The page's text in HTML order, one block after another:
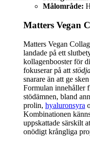
Målområde:
Matters Vegan
Matters Vegan
landade på ett
kollagenbooster för
fokuserar på att
snarare än att ge
Formulan innehåller
stödämnen, bland
prolin, hyaluronsyra
Kombinationen
uppskattade särskilt
onödigt krångliga